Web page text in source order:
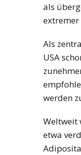
als
extremer
Als
USA
werden
Weltweit
etwa